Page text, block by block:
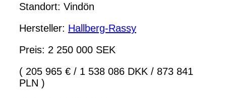
Standort: Vindön
Hersteller: Hallberg-Rassy
Preis: 2 250 000 SEK
( 205 965 € / 1 538 086 DKK / 873 841
PLN )